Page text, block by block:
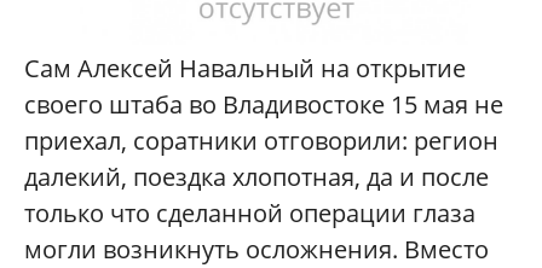
Сам Алексей Навальный на открытие
своего штаба во Владивостоке 15 мая не
приехал, соратники отговорили: регион
далекий, поездка хлопотная, да и после
только что сделанной операции глаза
могли возникнуть осложнения. Вместо